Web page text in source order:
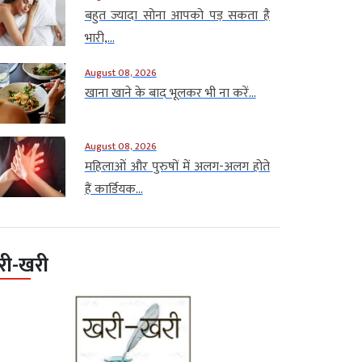
बहुत ज्यादा सोना आपको पड़ सकता है
भारी,...
August 08, 2026
खाना खाने के बाद भूलकर भी ना करें...
August 08, 2026
महिलाओं और पुरुषों में अलग-अलग होते
हैं कार्डियक...
खरी